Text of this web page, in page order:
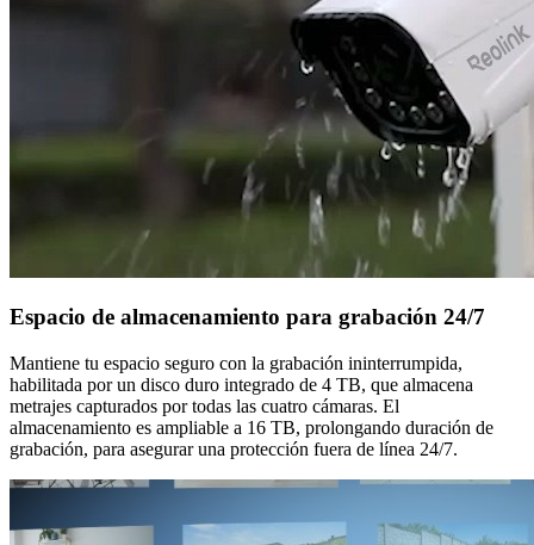
Espacio de almacenamiento para grabación 24/7
Mantiene tu espacio seguro con la grabación ininterrumpida,
habilitada por un disco duro integrado de 4 TB, que almacena
metrajes capturados por todas las cuatro cámaras. El
almacenamiento es ampliable a 16 TB, prolongando duración de
grabación, para asegurar una protección fuera de línea 24/7.